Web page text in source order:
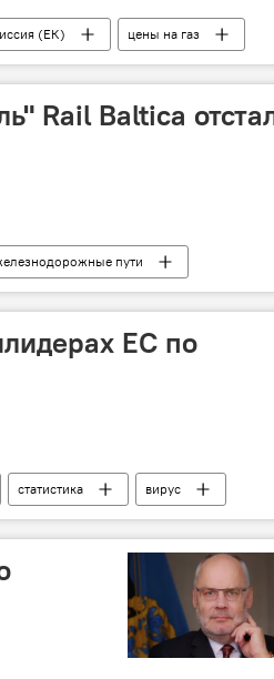
(ЕК)
цены на газ
Rail Baltica
пути
ЕС по
статистика
вирус
COVID-19